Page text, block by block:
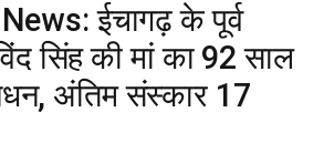
ईचागढ़ के पूर्व
सिंह की मां का 92 साल
अंतिम संस्कार 17